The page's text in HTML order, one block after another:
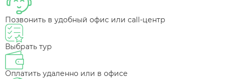
Позвонить в удобный офис или call-центр
Выбрать тур
Оплатить удаленно или в офисе